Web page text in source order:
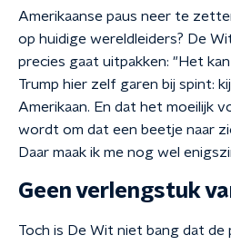
Amerikaanse paus neer te
op huidige wereldleiders? De
precies gaat uitpakken: "Het
Trump hier zelf garen bij spint:
Amerikaan. En dat het moeilijk
wordt om dat een beetje naar
Daar maak ik me nog wel
Geen verlengstuk
Toch is De Wit niet bang dat de